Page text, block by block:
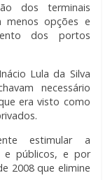
dos terminais
menos opções e
dos portos
Lula da Silva
necessário
era visto como
estimular a
e públicos, e por
2008 que elimine